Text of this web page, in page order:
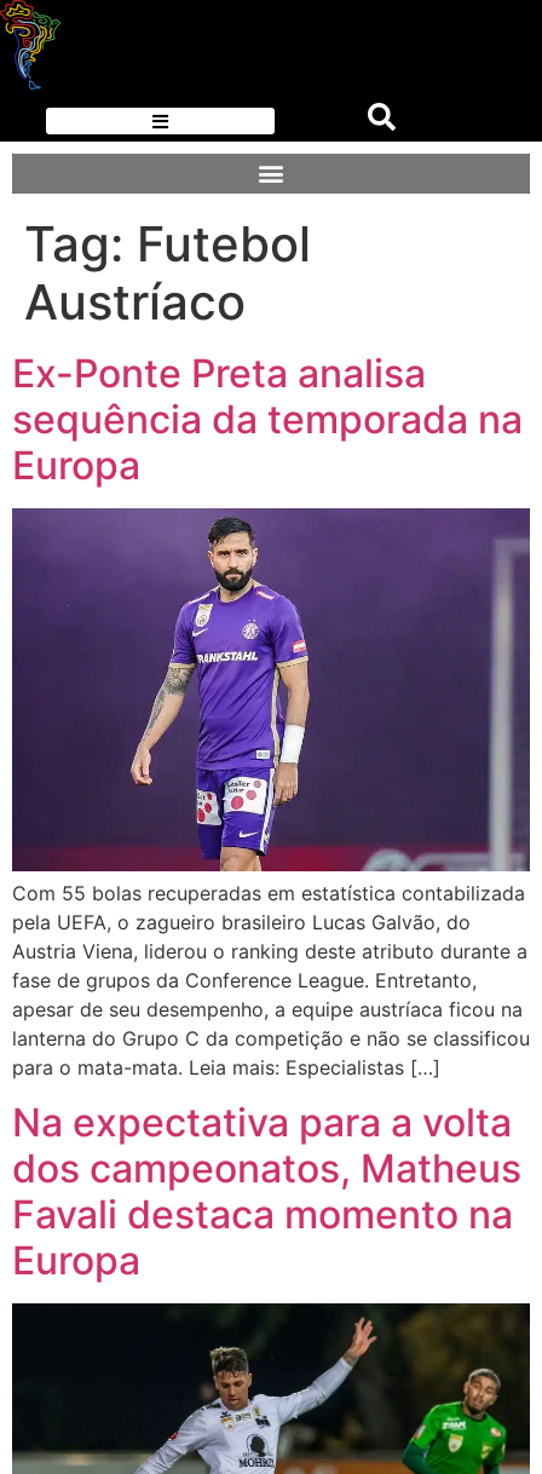
Tag: Futebol
Austríaco
Ex-Ponte Preta analisa
sequência da temporada na
Europa
Com 55 bolas recuperadas em estatística contabilizada
pela UEFA, o zagueiro brasileiro Lucas Galvão, do
Austria Viena, liderou o ranking deste atributo durante a
fase de grupos da Conference League. Entretanto,
apesar de seu desempenho, a equipe austríaca ficou na
lanterna do Grupo C da competição e não se classificou
para o mata-mata. Leia mais: Especialistas […]
Na expectativa para a volta
dos campeonatos, Matheus
Favali destaca momento na
Europa